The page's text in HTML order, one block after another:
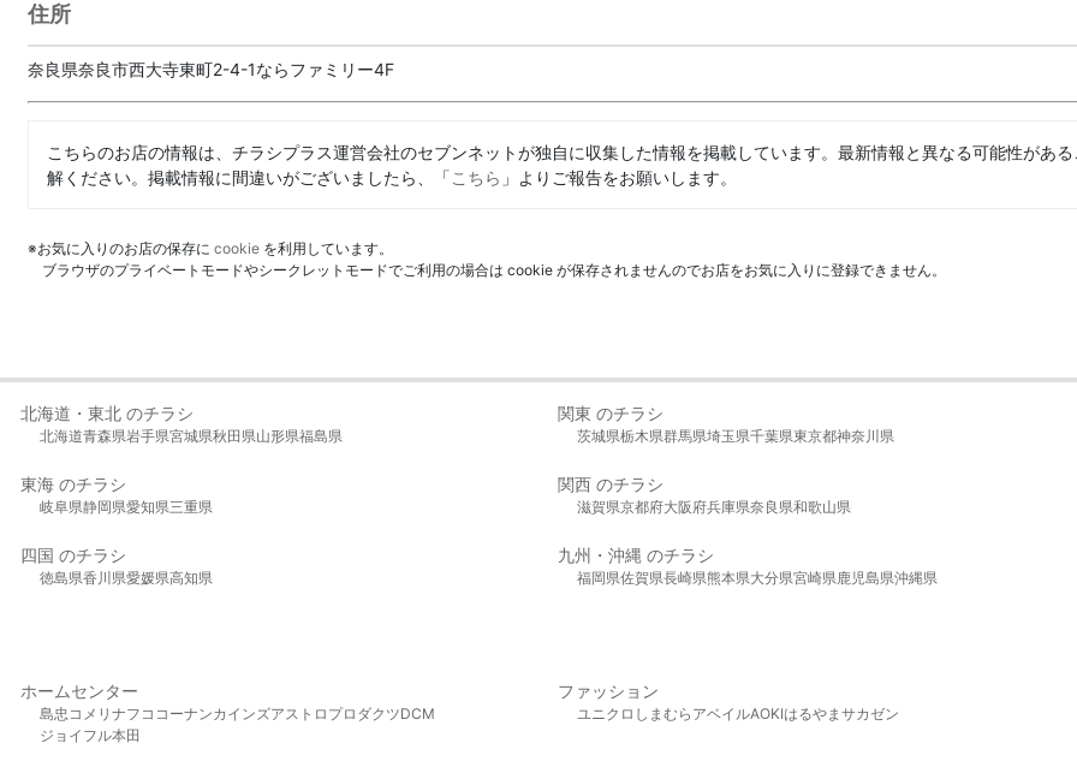
住所
奈良県奈良市西大寺東町2-4-1ならファミリー4F
こちらのお店の情報は、チラシプラス運営会社のセブンネットが独自に収集した情報を掲載しています。最新情報と異なる可能性があ
解ください。掲載情報に間違いがございましたら、「こちら 」よりご報告をお願いします。
※お気に入りのお店の保存に cookie を利用しています。
ブラウザのプライベートモードやシークレットモードでご利用の場合は cookie が保存されませんのでお店をお気に入りに登録できません。
北海道・東北 のチラシ
北海道青森県岩手県宮城県秋田県山形県福島県
関東 のチラシ
茨城県栃木県群馬県埼玉県千葉県東京都神奈川県
東海 のチラシ
岐阜県静岡県愛知県三重県
関西 のチラシ
滋賀県京都府大阪府兵庫県奈良県和歌山県
四国 のチラシ
徳島県香川県愛媛県高知県
九州・沖縄 のチラシ
福岡県佐賀県長崎県熊本県大分県宮崎県鹿児島県沖縄県
ホームセンター
島忠 コメリ ナフコ コーナンカインズアストロプロダクツDCM
ジョイフル本田
ファッション
ユニクロ しまむら アベイルAOKIはるやま サカゼン